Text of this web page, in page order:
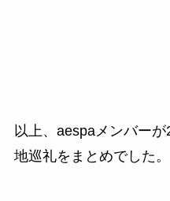
以上、aespaメンバー
地巡礼をまとめでした。